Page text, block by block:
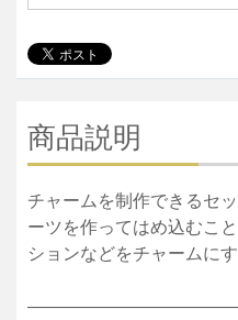
商品説明
チャームを制作できるセ
ーツを作ってはめ込むこ
ションなどをチャームに